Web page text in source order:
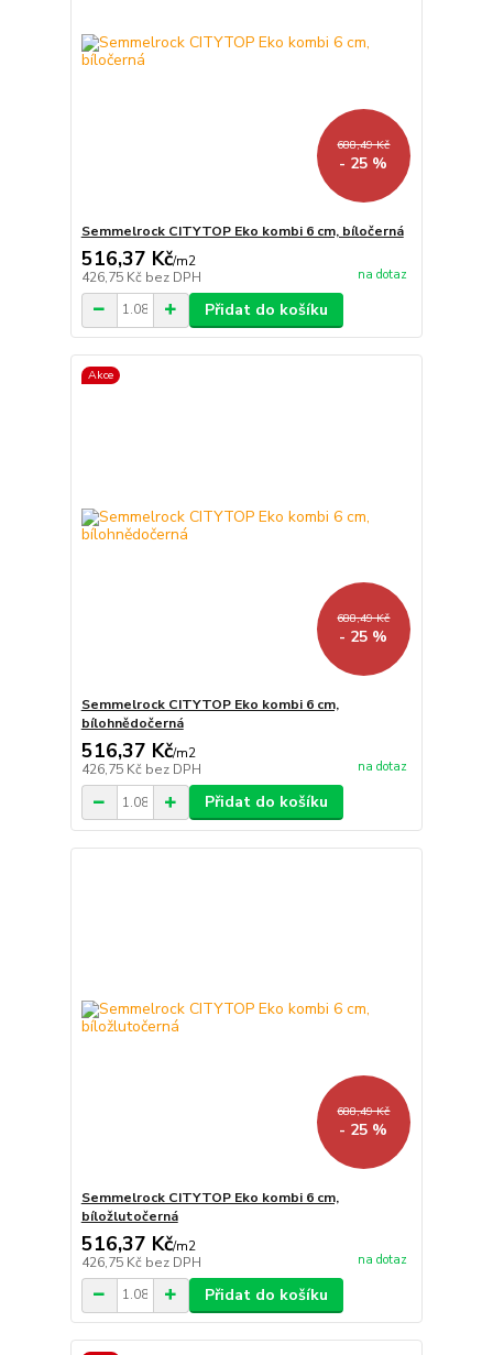
688,49 Kč
- 25 %
Semmelrock CITYTOP Eko kombi 6 cm, bíločerná
516,37 Kč/m2
426,75 Kč bez DPH na dotaz
Přidat do košíku
Akce
688,49 Kč
- 25 %
Semmelrock CITYTOP Eko kombi 6 cm,
bílohnědočerná
516,37 Kč/m2
426,75 Kč bez DPH na dotaz
Přidat do košíku
688,49 Kč
- 25 %
Semmelrock CITYTOP Eko kombi 6 cm,
bíložlutočerná
516,37 Kč/m2
426,75 Kč bez DPH na dotaz
Přidat do košíku